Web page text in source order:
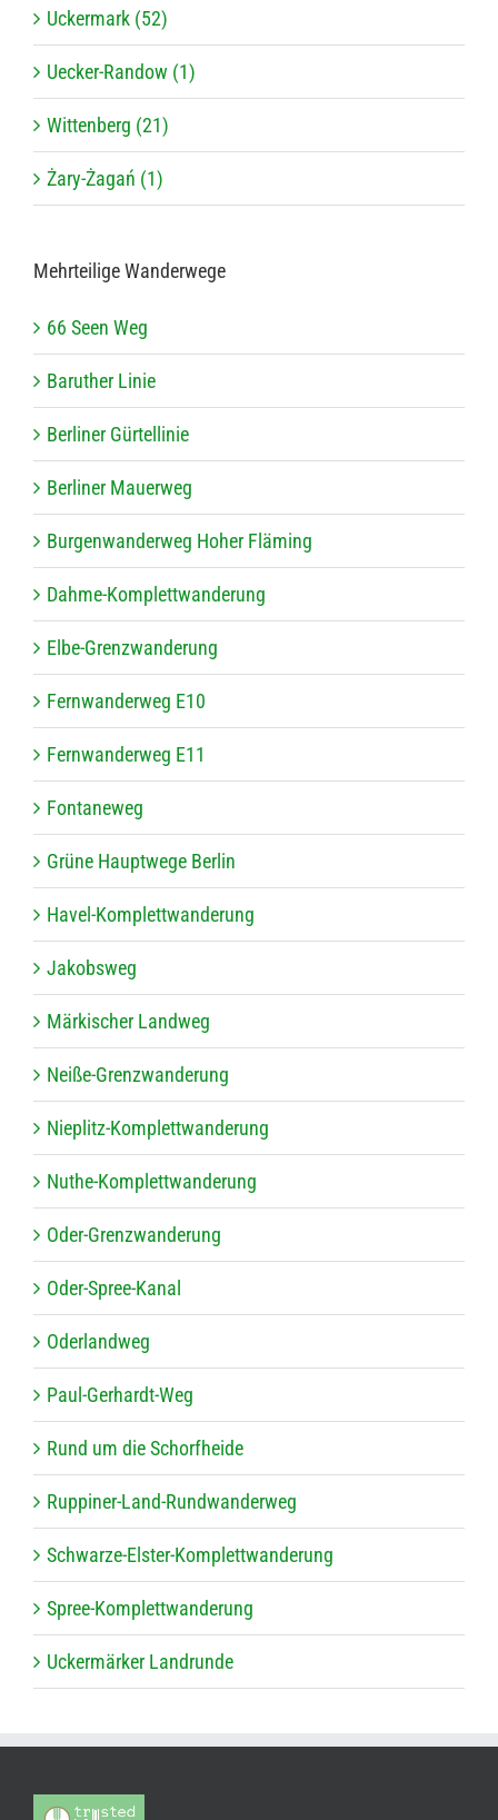
Uckermark (52)
Uecker-Randow (1)
Wittenberg (21)
Żary-Żagań (1)
Mehr­tei­lige Wanderwege
66 Seen Weg
Baru­ther Linie
Ber­li­ner Gürtellinie
Ber­li­ner Mauerweg
Bur­gen­wan­der­weg Hoher Fläming
Dahme-Kom­plett­wan­de­rung
Elbe-Grenz­wan­de­rung
Fern­wan­der­weg E10
Fern­wan­der­weg E11
Fon­ta­ne­weg
Grüne Haupt­wege Berlin
Havel-Kom­plett­wan­de­rung
Jakobs­weg
Mär­ki­scher Landweg
Neiße-Grenz­wan­de­rung
Nie­plitz-Kom­plett­wan­de­rung
Nuthe-Kom­plett­wan­de­rung
Oder-Grenz­wan­de­rung
Oder-Spree-Kanal
Oder­land­weg
Paul-Ger­hardt-Weg
Rund um die Schorfheide
Rup­pi­ner-Land-Rund­wan­der­weg
Schwarze-Els­ter-Kom­plett­wan­de­rung
Spree-Kom­plett­wan­de­rung
Ucker­mär­ker Landrunde